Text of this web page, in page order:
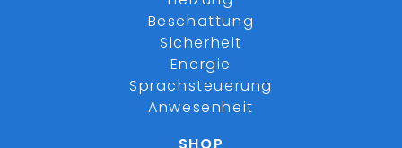
Beschattung
Sicherheit
Energie
Sprachsteuerung
Anwesenheit